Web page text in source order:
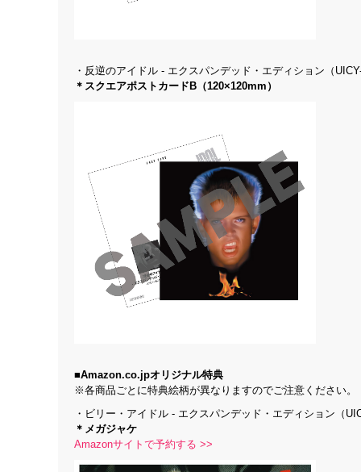
・反逆のアイドル - エクスパンデッド・エディション（UICY-
＊スクエアポストカードB（120×120mm）
■Amazon.co.jpオリジナル特典
※各商品ごとに特典絵柄が異なりますのでご注意ください。
・ビリー・アイドル - エクスパンデッド・エディション（
＊メガジャケ
Amazonサイトで予約する >>